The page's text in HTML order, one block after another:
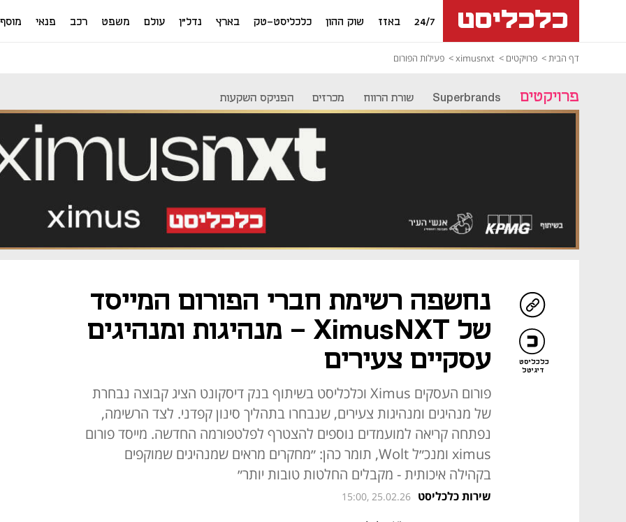
24/7 באזז שוק ההון כלכליסט-טק בארץ נדל"ן עולם משפט רכב פנאי מוסף
דף הבית פרויקטים ximusnxt פעילות הפורום
פרויקטים Superbrands שורת הרווח מכרזים הפניקס השקעות
כלכליסט
דיגיטל
נחשפה רשימת חברי הפורום המייסד
של XimusNXT - מנהיגות ומנהיגים
עסקיים צעירים
פורום העסקים Ximus וכלכליסט בשיתוף בנק דיסקונט הציג קבוצה נבחרת
של מנהיגים ומנהיגות צעירים, שנבחרו בתהליך סינון קפדני. לצד הרשימה,
נפתחה קריאה למועמדים נוספים להצטרף לפלטפורמה החדשה. מייסד פורום
ximus ומנכ״ל Wolt, תומר כהן: ״מחקרים מראים שמנהיגים שמוקפים
בקהילה איכותית - מקבלים החלטות טובות יותר״
שירות כלכליסט 15:00, 25.02.26